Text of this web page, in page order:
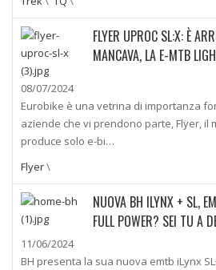
FLYER UPROC SL:X: È
MANCAVA, LA E-MTB
08/07/2024
Eurobike è una vetrina di importanza
aziende che vi prendono parte, Flyer, il
produce solo e-bi…
Flyer\
NUOVA BH ILYNX + SL,
FULL POWER? SEI TU A
11/06/2024
BH presenta la sua nuova emtb iLynx